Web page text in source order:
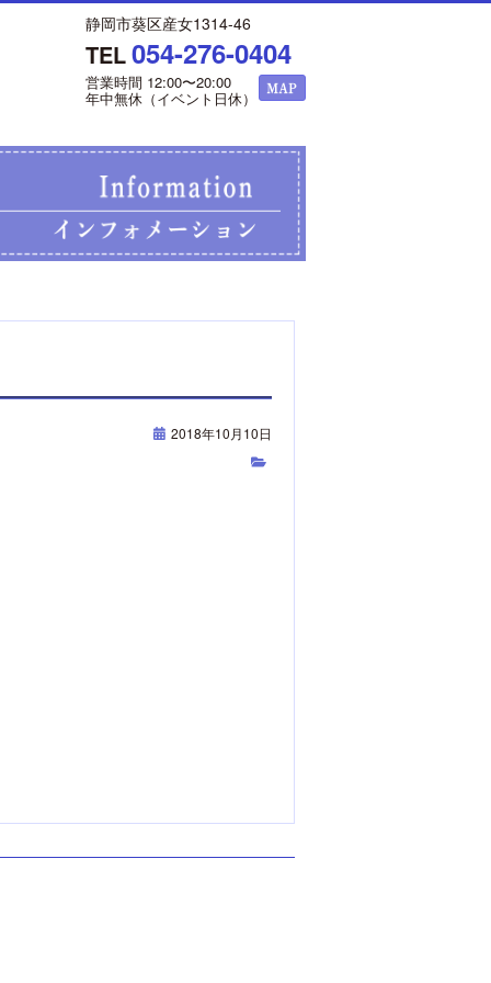
静岡市葵区産女1314-46
TEL054-276-0404
営業時間 12:00〜20:00
年中無休（イベント日休）
2018年10月10日